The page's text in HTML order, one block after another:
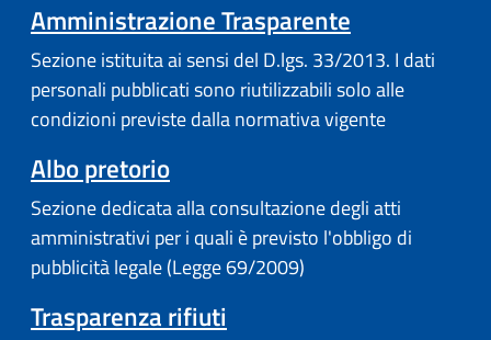
Amministrazione Trasparente
Sezione istituita ai sensi del D.lgs. 33/2013. I dati
personali pubblicati sono riutilizzabili solo alle
condizioni previste dalla normativa vigente
Albo pretorio
Sezione dedicata alla consultazione degli atti
amministrativi per i quali è previsto l'obbligo di
pubblicità legale (Legge 69/2009)
Trasparenza rifiuti